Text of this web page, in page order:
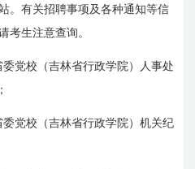
。有关招聘事项及各种通知等信
考生注意查询。
党校（吉林省行政学院）人事处
；
党校（吉林省行政学院）机关纪